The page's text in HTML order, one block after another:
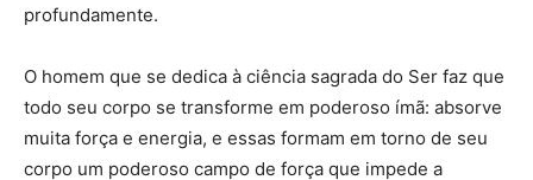
profundamente.
O homem que se dedica à ciência sagrada do Ser faz que
todo seu corpo se transforme em poderoso ímã: absorve
muita força e energia, e essas formam em torno de seu
corpo um poderoso campo de força que impede a